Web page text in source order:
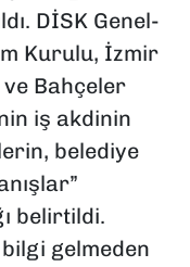
DİSK Genel-
Kurulu, İzmir
Bahçeler
iş akdinin
belediye
belirtildi.
gelmeden